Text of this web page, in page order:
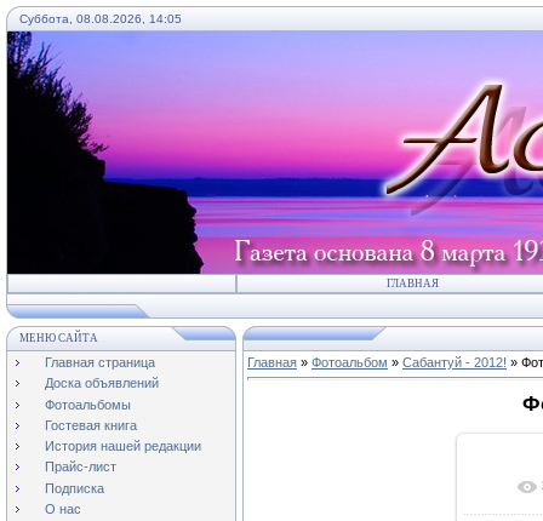
Суббота, 08.08.2026, 14:05
ГЛАВНАЯ
МЕНЮ САЙТА
Главная страница
Доска объявлений
Фотоальбомы
Гостевая книга
История нашей редакции
Прайс-лист
Подписка
О нас
Главная » Фотоальбом » Сабантуй - 2012! »